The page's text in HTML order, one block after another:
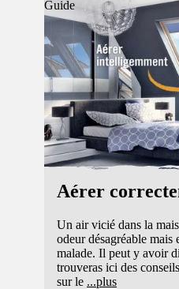
Guide
Aérer
Un air vicié dans la
odeur désagréable
malade. Il peut y avoir
trouveras ici des
sur le ...plus